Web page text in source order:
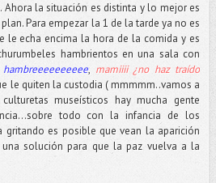
Ahora la situación es distinta y lo mejor es
Para empezar la 1 de la tarde ya no es
le echa encima la hora de la comida y es
hambrientos en una sala con
, mamiiii ¿no haz traído
le quiten la custodia ( mmmmm..vamos a
museísticos hay mucha gente
todo con la infancia de los
es posible que vean la aparición
solución para que la paz vuelva a la